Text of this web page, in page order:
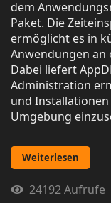
dem
Paket. Die
ermöglicht es in
Anwendungen an
Dabei liefert
Administration
und
Umgebung
Weiterlesen
24192 Aufrufe